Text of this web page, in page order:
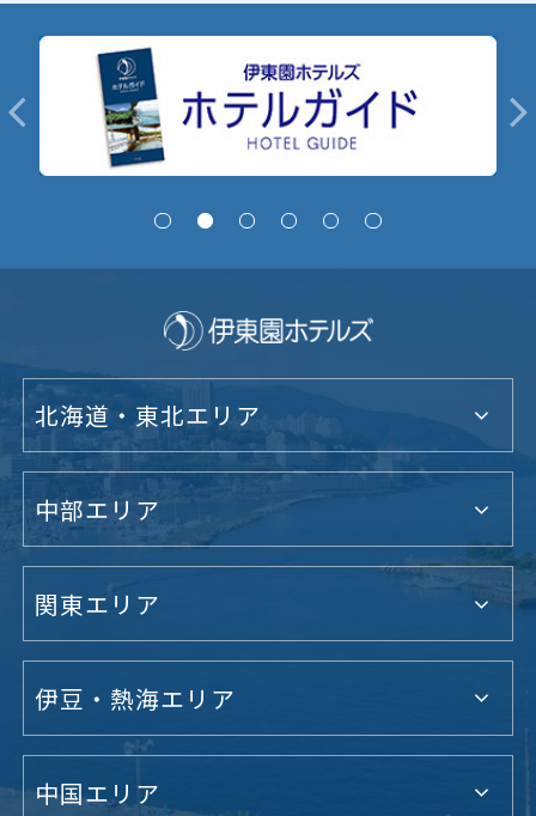
北海道・東北エリア
中部エリア
関東エリア
伊豆・熱海エリア
中国エリア